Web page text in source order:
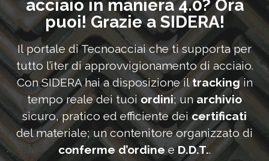
acciaio in maniera 4.0? Ora
puoi! Grazie a SIDERA!
Il portale di Tecnoacciai che ti supporta per
tutto l’iter di approvvigionamento di acciaio.
Con SIDERA hai a disposizione iltracking in
tempo reale dei tuoi ordini; un archivio
sicuro, pratico ed efficiente dei certificati
del materiale; un contenitore organizzato di
conferme d’ordineeD.D.T..